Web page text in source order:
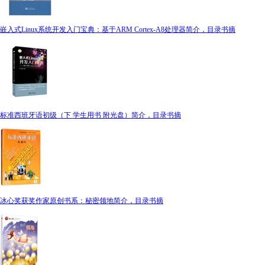
嵌入式Linux系统开发入门宝典：基于ARM Cortex-A8处理器简介，目录书摘
标准西班牙语初级（下 学生用书 附光盘）简介，目录书摘
冰心奖获奖作家原创书系：秘密领地简介，目录书摘